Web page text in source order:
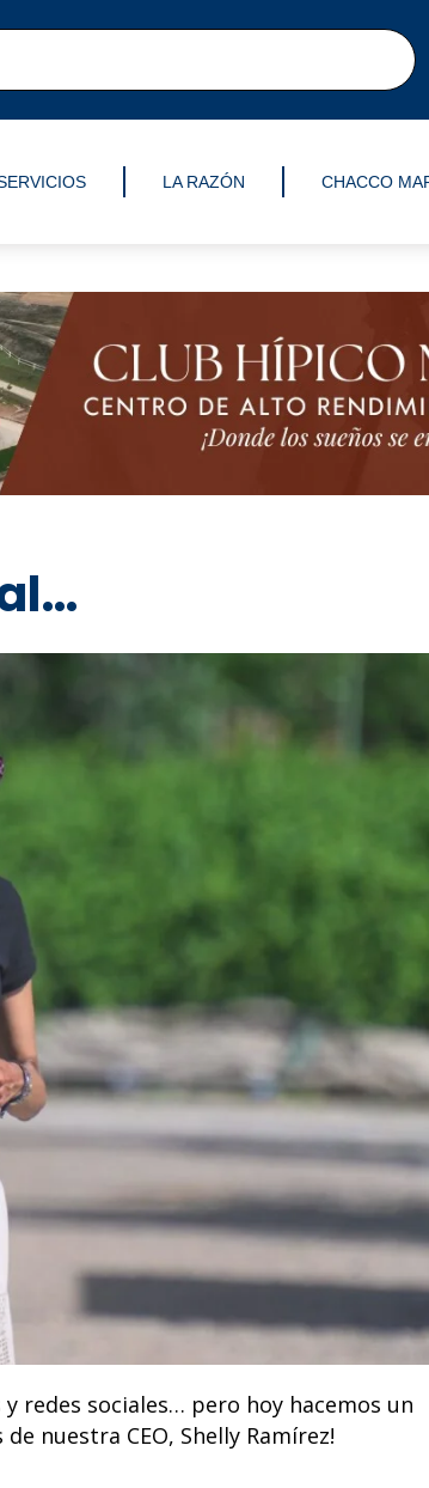
LA RAZÓN CHACCO
redes sociales… pero hoy hacemos un
nuestra CEO, Shelly Ramírez!